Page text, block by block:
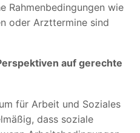
Rahmenbedingungen wie
oder Arzttermine sind
auf gerechte
für Arbeit und Soziales
dass soziale